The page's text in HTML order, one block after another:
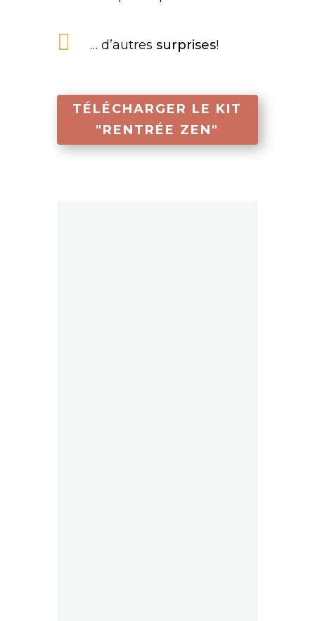
 … d’autres surprises!
TÉLÉCHARGER LE KIT
"RENTRÉE ZEN"